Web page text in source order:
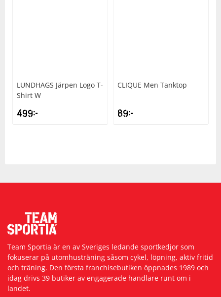
LUNDHAGS Järpen Logo T-
Shirt W
499kr
CLIQUE Men Tanktop
89kr
Team Sportia är en av Sveriges ledande sportkedjor som
fokuserar på utomhusträning såsom cykel, löpning, aktiv fritid
och träning. Den första franchisebutiken öppnades 1989 och
idag drivs 39 butiker av engagerade handlare runt om i
landet.